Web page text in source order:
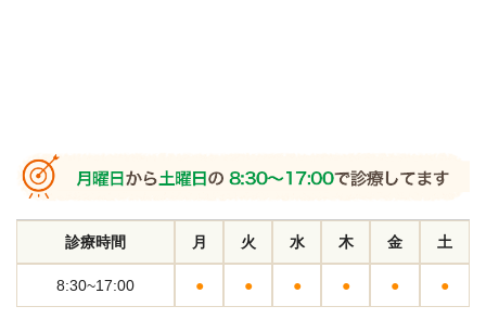
診療時間 月 火 水 木 金 土
8:30~17:00 ● ● ● ● ● ●